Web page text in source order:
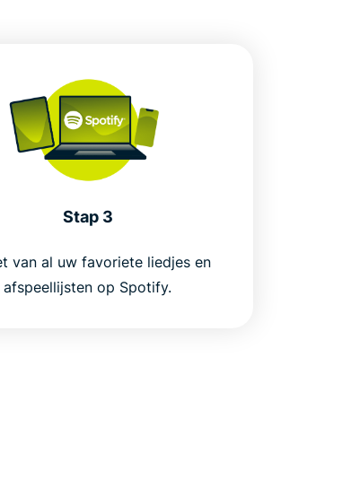
Stap 3
van al uw favoriete liedjes en
afspeellijsten op Spotify.